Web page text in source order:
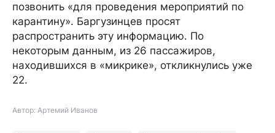
позвонить «для проведения мероприятий по
карантину». Баргузинцев просят
распространить эту информацию. По
некоторым данным, из 26 пассажиров,
находившихся в «микрике», откликнулись уже
22.
Автор: Артемий Иванов